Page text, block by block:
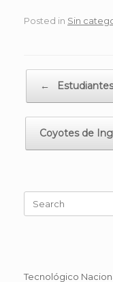
Posted in Sin
←
Coyotes de
for:
Tecnológico